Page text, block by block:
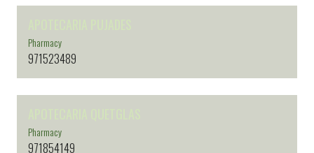
Pharmacy
971523489
Pharmacy
971854149